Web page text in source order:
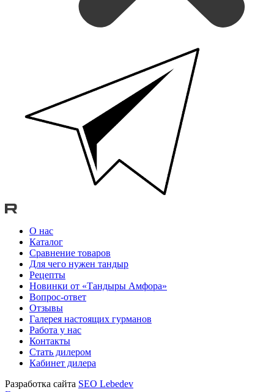
О нас
Каталог
Сравнение товаров
Для чего нужен тандыр
Рецепты
Новинки от «Тандыры Амфора»
Вопрос-ответ
Отзывы
Галерея настоящих гурманов
Работа у нас
Контакты
Стать дилером
Кабинет дилера
Разработка сайта SEO Lebedev